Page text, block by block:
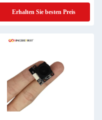
Erhalten Sie besten Preis